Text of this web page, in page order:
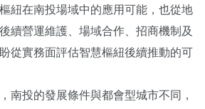
紐在南投場域中的應用可能，也從地
續營運維護、場域合作、招商機制及
從實務面評估智慧樞紐後續推動的可
投的發展條件與都會型城市不同，